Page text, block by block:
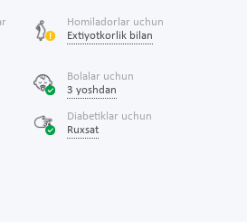
Homiladorlar uchun
Extiyotkorlik bilan
Bolalar uchun
3 yoshdan
Diabetiklar uchun
Ruxsat